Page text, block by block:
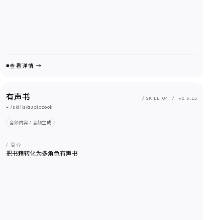
查看详情 →
有声书 / SKILL_04 / v0.3.15
▸ /skills/audiobook
音频内容 / 音频生成
/ 简介
把书籍转化为多角色有声书